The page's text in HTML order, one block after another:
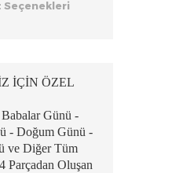
Seçenekleri
İÇİN ÖZEL
Günü -
- Doğum Günü -
ve Diğer Tüm
Parçadan Oluşan